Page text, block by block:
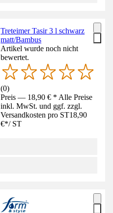
Treteimer Tasir 3 l schwarz
matt/Bambus
Artikel wurde noch nicht
bewertet.
(0)
Preis — 18,90 € * Alle Preise
inkl. MwSt. und ggf. zzgl.
Versandkosten pro ST18,90
€*/ ST